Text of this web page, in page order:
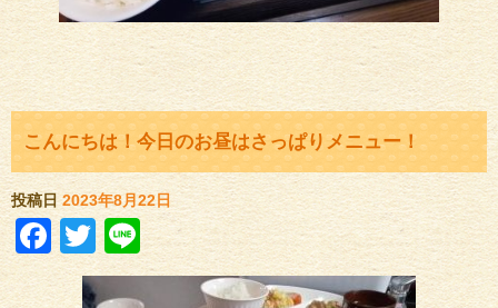
こんにちは！今日のお昼はさっぱりメニュー！
投稿日 2023年8月22日
Facebook
Twitter
Line